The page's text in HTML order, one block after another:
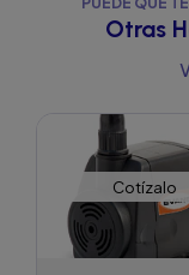
Otras
Cotízalo